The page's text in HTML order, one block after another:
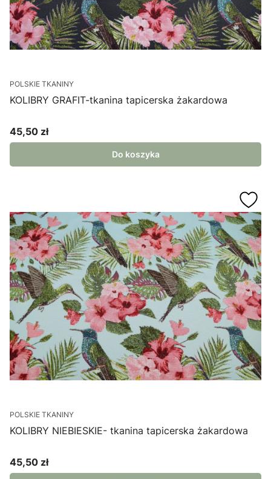
POLSKIE TKANINY
KOLIBRY GRAFIT-tkanina tapicerska żakardowa
Cena
45,50 zł
Do koszyka
POLSKIE TKANINY
KOLIBRY NIEBIESKIE- tkanina tapicerska żakardowa
Cena
45,50 zł